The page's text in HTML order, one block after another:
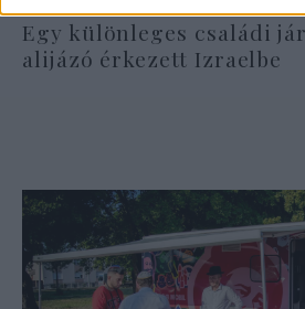
Egy különleges családi
alijázó érkezett Izraelbe